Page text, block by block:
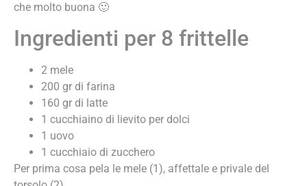
che molto buona 🙂
Ingredienti per 8 frittelle
2 mele
200 gr di farina
160 gr di latte
1 cucchiaino di lievito per dolci
1 uovo
1 cucchiaio di zucchero
Per prima cosa pela le mele (1), affettale e privale del